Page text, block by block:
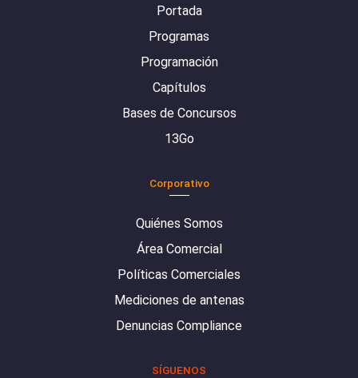
Portada
Programas
Programación
Capítulos
Bases de Concursos
13Go
Corporativo
Quiénes Somos
Área Comercial
Políticas Comerciales
Mediciones de antenas
Denuncias Compliance
SÍGUENOS